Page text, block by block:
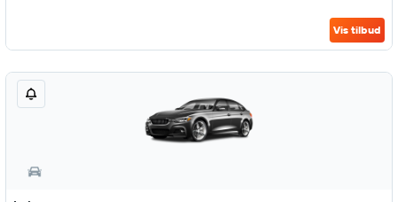
Vis tilbud